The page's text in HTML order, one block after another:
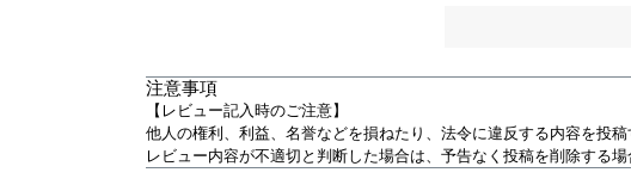
注意事項
【レビュー記入時のご注意】
他人の権利、利益、名誉などを損ねたり、法令に違反する内容を投
レビュー内容が不適切と判断した場合は、予告なく投稿を削除する場